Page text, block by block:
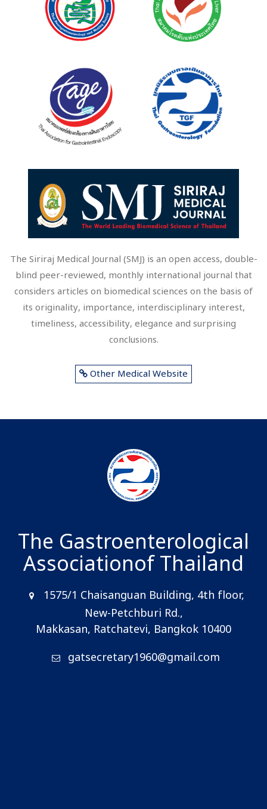
The Siriraj Medical Journal (SMJ) is an open access, double-
blind peer-reviewed, monthly international journal that
considers articles on biomedical sciences on the basis of
its originality, importance, interdisciplinary interest,
timeliness, accessibility, elegance and surprising
conclusions.
Other Medical Website
The Gastroenterological
Associationof Thailand
1575/1 Chaisanguan Building, 4th floor,
New-Petchburi Rd.,
Makkasan, Ratchatevi, Bangkok 10400
gatsecretary1960@gmail.com